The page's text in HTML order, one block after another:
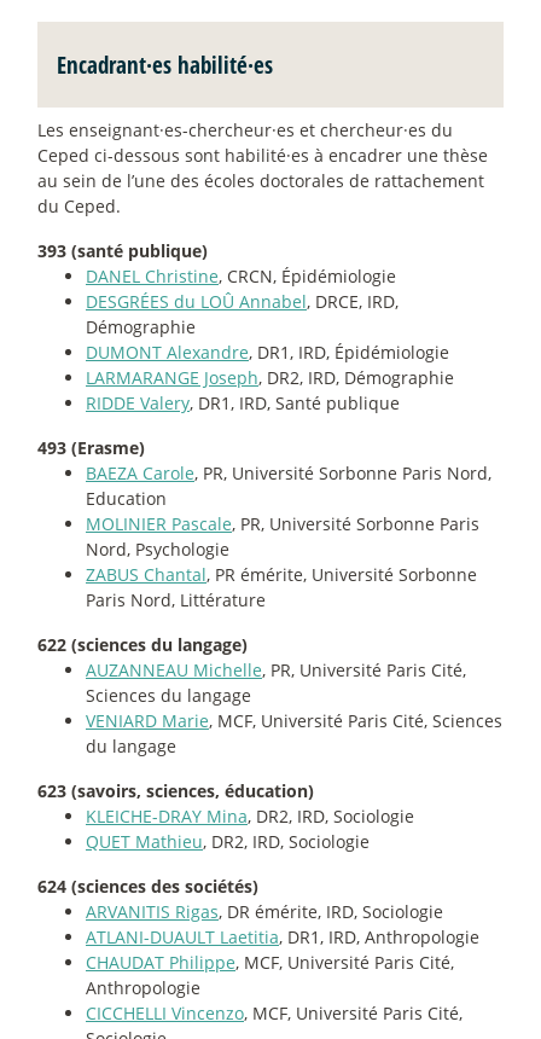
Encadrant·es habilité·es
Les enseignant·es-chercheur·es et chercheur·es du
Ceped ci-dessous sont habilité·es à encadrer une thèse
au sein de l’une des écoles doctorales de rattachement
du Ceped.
393 (santé publique)
DANEL Christine, CRCN, Épidémiologie
DESGRÉES du LOÛ Annabel, DRCE, IRD,
Démographie
DUMONT Alexandre, DR1, IRD, Épidémiologie
LARMARANGE Joseph, DR2, IRD, Démographie
RIDDE Valery, DR1, IRD, Santé publique
493 (Erasme)
BAEZA Carole, PR, Université Sorbonne Paris Nord,
Education
MOLINIER Pascale, PR, Université Sorbonne Paris
Nord, Psychologie
ZABUS Chantal, PR émérite, Université Sorbonne
Paris Nord, Littérature
622 (sciences du langage)
AUZANNEAU Michelle, PR, Université Paris Cité,
Sciences du langage
VENIARD Marie, MCF, Université Paris Cité, Sciences
du langage
623 (savoirs, sciences, éducation)
KLEICHE-DRAY Mina, DR2, IRD, Sociologie
QUET Mathieu, DR2, IRD, Sociologie
624 (sciences des sociétés)
ARVANITIS Rigas, DR émérite, IRD, Sociologie
ATLANI-DUAULT Laetitia, DR1, IRD, Anthropologie
CHAUDAT Philippe, MCF, Université Paris Cité,
Anthropologie
CICCHELLI Vincenzo, MCF, Université Paris Cité,